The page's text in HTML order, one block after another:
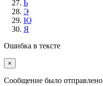
Ь
Э
Ю
Я
Ошибка в тексте
×
Cообщение было отправлено